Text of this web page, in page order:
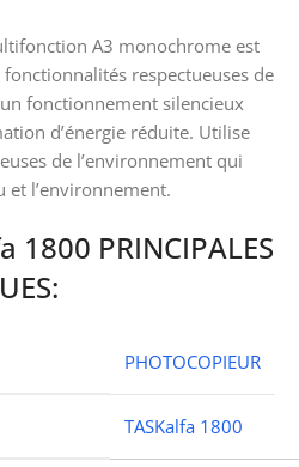
A3 monochrome est
respectueuses de
fonctionnement silencieux
d’énergie réduite. Utilise
de l’environnement qui
et l’environnement.
1800 PRINCIPALES
PHOTOCOPIEUR
TASKalfa 1800